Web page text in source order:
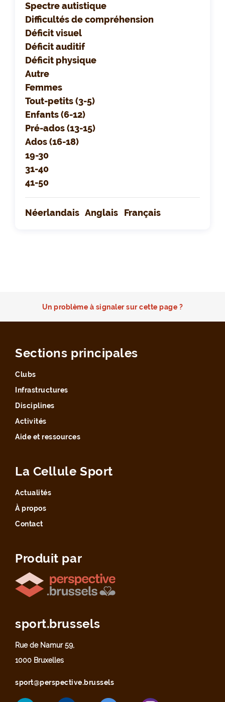
Spectre autistique
Difficultés de compréhension
Déficit visuel
Déficit auditif
Déficit physique
Autre
Femmes
Tout-petits (3-5)
Enfants (6-12)
Pré-ados (13-15)
Ados (16-18)
19-30
31-40
41-50
Néerlandais Anglais Français
Un problème à signaler sur cette page ?
Sections principales
Clubs
Infrastructures
Disciplines
Activités
Aide et ressources
La Cellule Sport
Actualités
À propos
Contact
Produit par
sport.brussels
Rue de Namur 59,
1000 Bruxelles
sport@perspective.brussels